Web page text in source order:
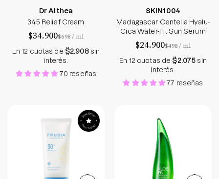
Dr Althea
345 Relief Cream
$34.900$698/ por
ml
En 12 cuotas de $2.908sin
interés.
70 reseñas
SKIN1004
Madagascar Centella Hyalu-
Cica Water-Fit Sun Serum
$24.900$498/ por
ml
En 12 cuotas de $2.075sin
interés.
77 reseñas
Ultra UV Shield Sun Essence (SPF50+ PA++++) -